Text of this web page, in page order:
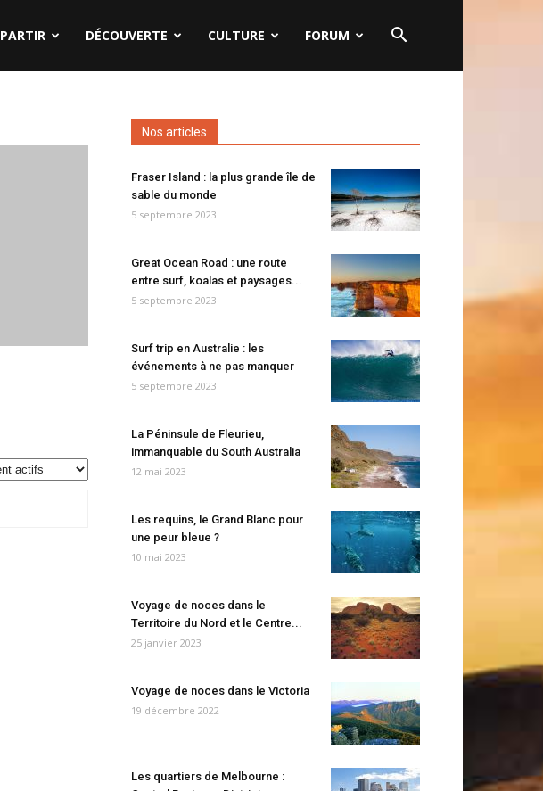
PARTIR DÉCOUVERTE CULTURE FORUM
Nos articles
Fraser Island : la plus grande île de
sable du monde
5 septembre 2023
Great Ocean Road : une route
entre surf, koalas et paysages...
5 septembre 2023
Surf trip en Australie : les
événements à ne pas manquer
5 septembre 2023
La Péninsule de Fleurieu,
immanquable du South Australia
12 mai 2023
Les requins, le Grand Blanc pour
une peur bleue ?
10 mai 2023
Voyage de noces dans le
Territoire du Nord et le Centre...
25 janvier 2023
Voyage de noces dans le Victoria
19 décembre 2022
Les quartiers de Melbourne :